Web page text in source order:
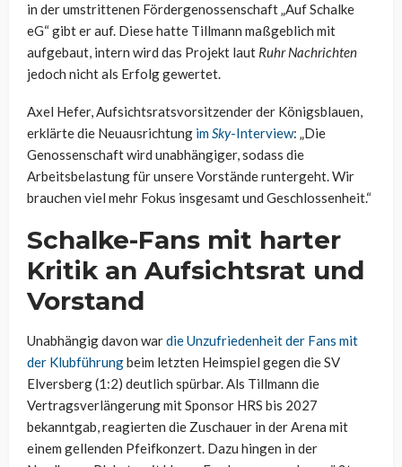
in der umstrittenen Fördergenossenschaft „Auf Schalke
eG“ gibt er auf. Diese hatte Tillmann maßgeblich mit
aufgebaut, intern wird das Projekt laut Ruhr Nachrichten
jedoch nicht als Erfolg gewertet.
Axel Hefer, Aufsichtsratsvorsitzender der Königsblauen,
erklärte die Neuausrichtung imSky-Interview: „Die
Genossenschaft wird unabhängiger, sodass die
Arbeitsbelastung für unsere Vorstände runtergeht. Wir
brauchen viel mehr Fokus insgesamt und Geschlossenheit.“
Schalke-Fans mit harter
Kritik an Aufsichtsrat und
Vorstand
Unabhängig davon wardie Unzufriedenheit der Fans mit
der Klubführungbeim letzten Heimspiel gegen die SV
Elversberg (1:2) deutlich spürbar. Als Tillmann die
Vertragsverlängerung mit Sponsor HRS bis 2027
bekanntgab, reagierten die Zuschauer in der Arena mit
einem gellenden Pfeifkonzert. Dazu hingen in der